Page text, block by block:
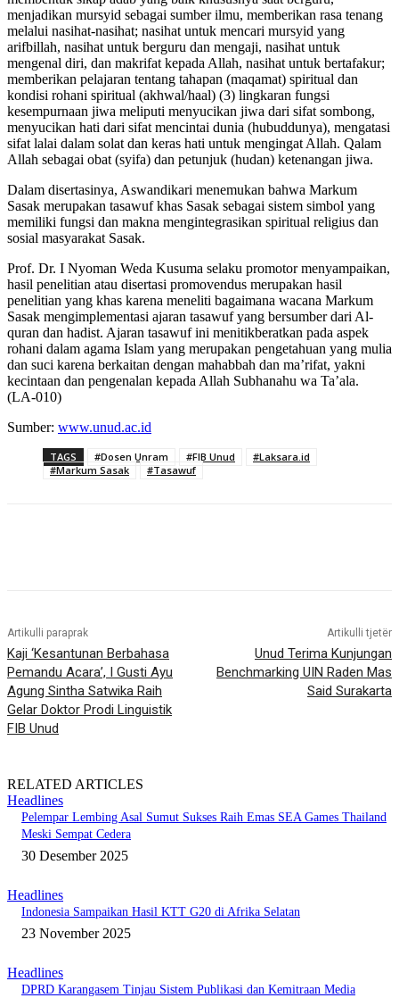
menjadikan mursyid sebagai sumber ilmu, memberikan rasa tenang
melalui nasihat-nasihat; nasihat untuk mencari mursyid yang
arifbillah, nasihat untuk berguru dan mengaji, nasihat untuk
mengenal diri, dan makrifat kepada Allah, nasihat untuk bertafakur;
memberikan pelajaran tentang tahapan (maqamat) spiritual dan
kondisi rohani spiritual (akhwal/haal) (3) lingkaran fungsi
kesempurnaan jiwa meliputi menyucikan jiwa dari sifat sombong,
menyucikan hati dari sifat mencintai dunia (hubuddunya), mengatasi
sifat lalai dalam solat dan keras hati untuk mengingat Allah. Qalam
Allah sebagai obat (syifa) dan petunjuk (hudan) ketenangan jiwa.
Dalam disertasinya, Aswandikari menemukan bahwa Markum
Sasak merupakan tasawuf khas Sasak sebagai sistem simbol yang
memiliki fungsi dan makna mengintegrasikan spiritual religius dan
sosial masyarakat Sasak.
Prof. Dr. I Nyoman Weda Kusuma selaku promotor menyampaikan,
hasil penelitian atau disertasi promovendus merupakan hasil
penelitian yang khas karena meneliti bagaimana wacana Markum
Sasak mengimplementasi ajaran tasawuf yang bersumber dari Al-
quran dan hadist. Ajaran tasawuf ini menitikberatkan pada aspek
rohani dalam agama Islam yang merupakan pengetahuan yang mulia
dan suci karena berkaitan dengan mahabbah dan ma’rifat, yakni
kecintaan dan pengenalan kepada Allah Subhanahu wa Ta’ala.
(LA-010)
Sumber: www.unud.ac.id
TAGS #Dosen Unram #FIB Unud
#Laksara.id
#Markum Sasak
#Tasawuf
Artikulli paraprak
Kaji ‘Kesantunan Berbahasa
Pemandu Acara’, I Gusti Ayu
Agung Sintha Satwika Raih
Gelar Doktor Prodi Linguistik
FIB Unud
Artikulli tjetër
Unud Terima Kunjungan
Benchmarking UIN Raden Mas
Said Surakarta
RELATED ARTICLES
Headlines
Pelempar Lembing Asal Sumut Sukses Raih Emas SEA Games Thailand
Meski Sempat Cedera
30 Desember 2025
Headlines
Indonesia Sampaikan Hasil KTT G20 di Afrika Selatan
23 November 2025
Headlines
DPRD Karangasem Tinjau Sistem Publikasi dan Kemitraan Media